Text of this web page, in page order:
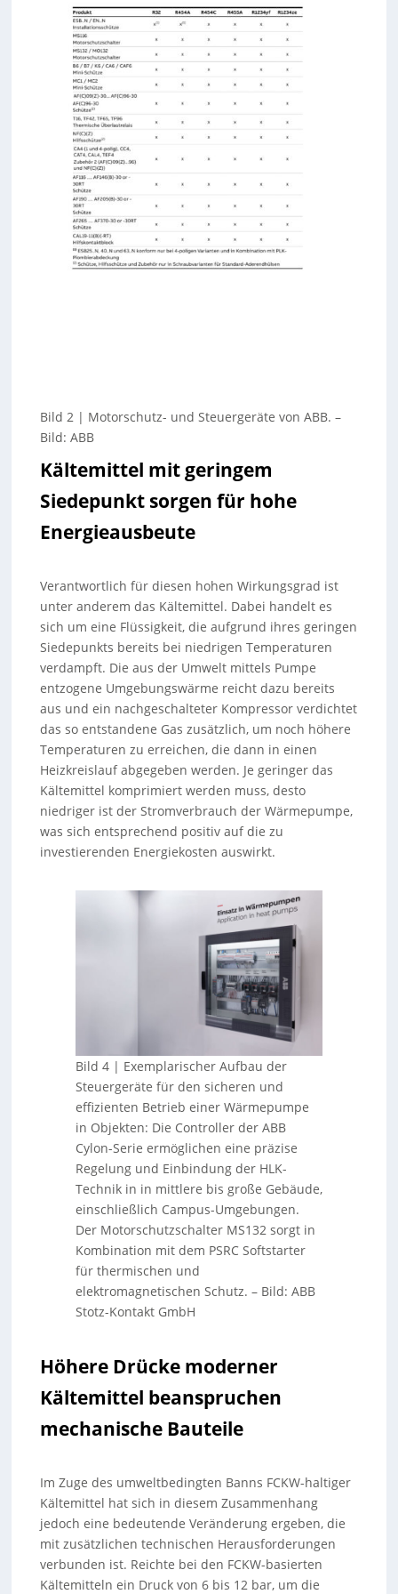
Bild 2 | Motorschutz- und Steuergeräte von ABB. –
Bild: ABB
Kältemittel mit geringem
Siedepunkt sorgen für hohe
Energieausbeute
Verantwortlich für diesen hohen Wirkungsgrad ist
unter anderem das Kältemittel. Dabei handelt es
sich um eine Flüssigkeit, die aufgrund ihres geringen
Siedepunkts bereits bei niedrigen Temperaturen
verdampft. Die aus der Umwelt mittels Pumpe
entzogene Umgebungswärme reicht dazu bereits
aus und ein nachgeschalteter Kompressor verdichtet
das so entstandene Gas zusätzlich, um noch höhere
Temperaturen zu erreichen, die dann in einen
Heizkreislauf abgegeben werden. Je geringer das
Kältemittel komprimiert werden muss, desto
niedriger ist der Stromverbrauch der Wärmepumpe,
was sich entsprechend positiv auf die zu
investierenden Energiekosten auswirkt.
Bild 4 | Exemplarischer Aufbau der
Steuergeräte für den sicheren und
effizienten Betrieb einer Wärmepumpe
in Objekten: Die Controller der ABB
Cylon-Serie ermöglichen eine präzise
Regelung und Einbindung der HLK-
Technik in in mittlere bis große Gebäude,
einschließlich Campus-Umgebungen.
Der Motorschutzschalter MS132 sorgt in
Kombination mit dem PSRC Softstarter
für thermischen und
elektromagnetischen Schutz. – Bild: ABB
Stotz-Kontakt GmbH
Höhere Drücke moderner
Kältemittel beanspruchen
mechanische Bauteile
Im Zuge des umweltbedingten Banns FCKW-haltiger
Kältemittel hat sich in diesem Zusammenhang
jedoch eine bedeutende Veränderung ergeben, die
mit zusätzlichen technischen Herausforderungen
verbunden ist. Reichte bei den FCKW-basierten
Kältemitteln ein Druck von 6 bis 12 bar, um die